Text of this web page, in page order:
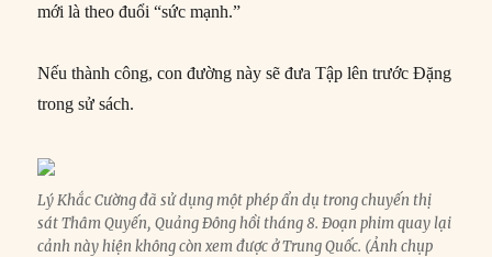
mới là theo đuổi “sức mạnh.”
Nếu thành công, con đường này sẽ đưa Tập lên trước Đặng
trong sử sách.
Lý Khắc Cường đã sử dụng một phép ẩn dụ trong chuyến thị
sát Thâm Quyến, Quảng Đông hồi tháng 8. Đoạn phim quay lại
cảnh này hiện không còn xem được ở Trung Quốc. (Ảnh chụp